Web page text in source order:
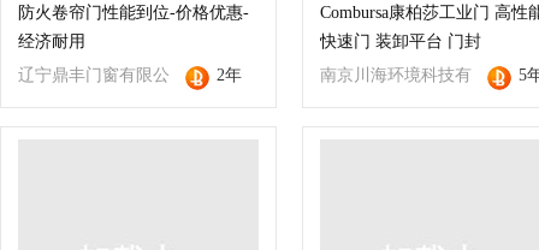
防火卷帘门性能到位-价格优惠-
经济耐用
辽宁鼎丰门窗有限公
司
2年
Combursa康柏莎工业门 高性
快速门 装卸平台 门封
南京川海环境科技有
限公司
5